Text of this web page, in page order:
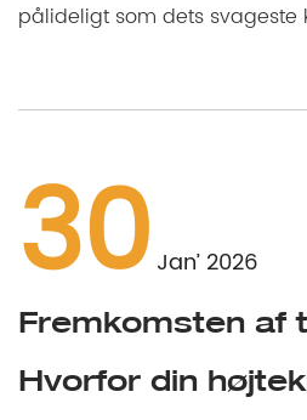
pålideligt som dets svageste
30 Jan’ 2026
Fremkomsten af
Hvorfor din